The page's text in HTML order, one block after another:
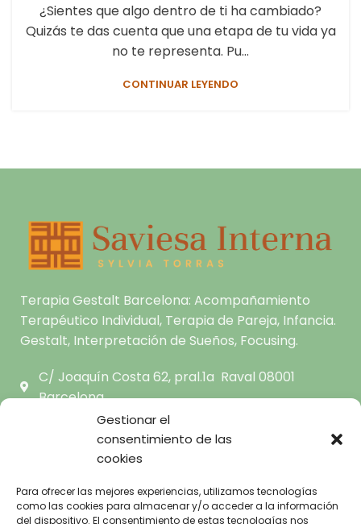
Gestionar el
consentimiento de las
cookies
Para ofrecer las mejores experiencias, utilizamos tecnologías
como las cookies para almacenar y/o acceder a la información
del dispositivo. El consentimiento de estas tecnologías nos
¿Sientes que algo dentro de ti ha cambiado?
Quizás te das cuenta que una etapa de tu vida ya
no te representa. Pu...
CONTINUAR LEYENDO
Terapia Gestalt Barcelona: Acompañamiento
Terapéutico Individual, Terapia de Pareja, Infancia.
Gestalt, Interpretación de Sueños, Focusing.
C/ Joaquín Costa 62, pral.1a Raval 08001
Barcelona
hola@saviesainterna.com
665.681.444
INICIO
SOBRE MI
AVISO LEGAL